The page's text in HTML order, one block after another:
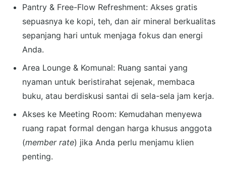
Pantry & Free-Flow Refreshment: Akses gratis
sepuasnya ke kopi, teh, dan air mineral berkualitas
sepanjang hari untuk menjaga fokus dan energi
Anda.
Area Lounge & Komunal: Ruang santai yang
nyaman untuk beristirahat sejenak, membaca
buku, atau berdiskusi santai di sela-sela jam kerja.
Akses ke Meeting Room: Kemudahan menyewa
ruang rapat formal dengan harga khusus anggota
(member rate) jika Anda perlu menjamu klien
penting.